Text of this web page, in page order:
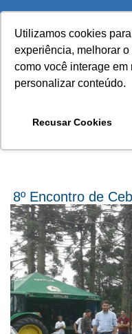
Utilizamos cookies
experiência, melhorar
como você interage em
personalizar conteúdo.
Recusar Cookies
8º Encontro de